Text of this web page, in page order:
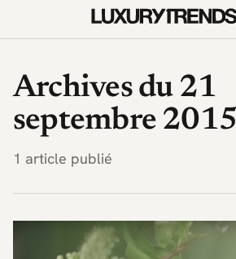
Archives du 21
septembre 2015
1 article publié